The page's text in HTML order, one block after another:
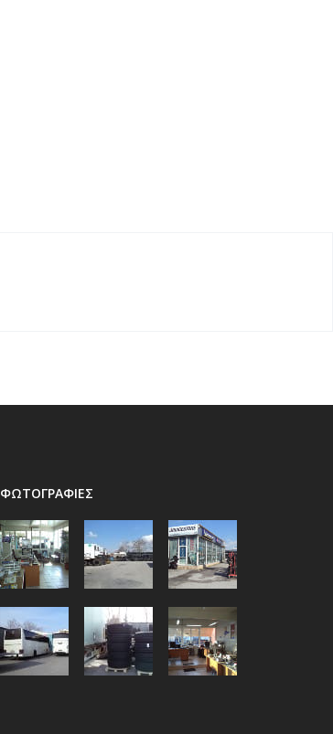
ΦΩΤΟΓΡΑΦΙΕΣ